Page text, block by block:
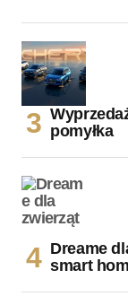
pomyłka
Dreame
smart